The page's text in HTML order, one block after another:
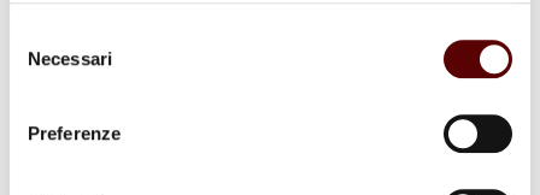
delNecessari
Preferenze